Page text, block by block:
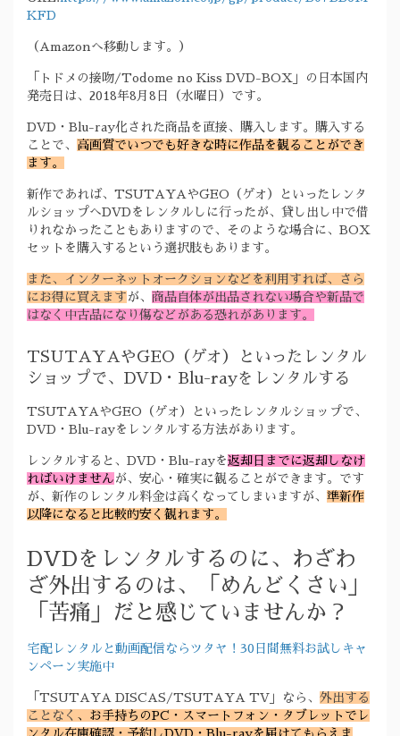
KFD
（Amazonへ移動します。）
「トドメの接吻/Todome no Kiss DVD-BOX」の日本国内
発売日は、2018年8月8日（水曜日）です。
DVD・Blu-ray化された商品を直接、購入します。購入する
ことで、 高画質でいつでも好きな時に作品を観ることができ
ます。
新作であれば、TSUTAYAやGEO（ゲオ）といったレンタ
ルショップへDVDをレンタルしに行ったが、貸し出し中で借
りれなかったこともありますので、そのような場合に、BOX
セットを購入するという選択肢もあります。
また、インターネットオークションなどを利用すれば、さら
にお得に買えます が、 商品自体が出品されない場合や新品で
はなく中古品になり傷などがある恐れがあります。
TSUTAYAやGEO（ゲオ）といったレンタル
ショップで、DVD・Blu-rayをレンタルする
TSUTAYAやGEO（ゲオ）といったレンタルショップで、
DVD・Blu-rayをレンタルする方法があります。
レンタルすると、DVD・Blu-rayを返却日までに返却しなけ
ればいけません が、安心・確実に観ることができます。です
が、新作のレンタル料金は高くなってしまいますが、 準新作
以降になると比較的安く観れます。
DVDをレンタルするのに、わざわ
ざ外出するのは、「めんどくさい」
「苦痛」だと感じていませんか？
宅配レンタルと動画配信ならツタヤ！30日間無料お試しキャ
ンペーン実施中
「TSUTAYA DISCAS/TSUTAYA TV」なら、 外出する
ことなく 、お手持ちのPC・スマートフォン・タブレットでレ
ンタル在庫確認・予約しDVD・Blu-rayを届けてもらえま